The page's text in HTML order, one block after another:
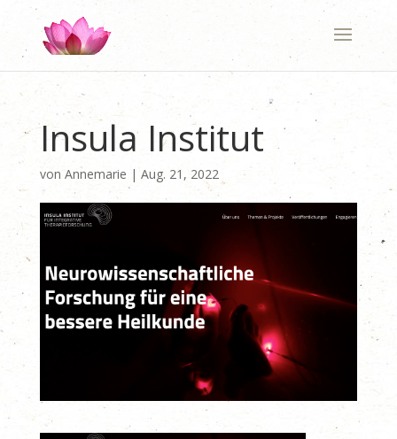
Insula Institut
von Annemarie | Aug. 21, 2022